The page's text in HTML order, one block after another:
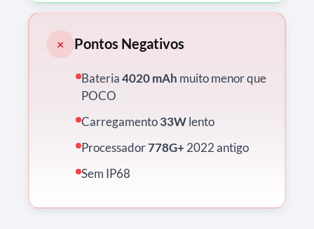
× Pontos Negativos
Bateria4020 mAh muito menor que
POCO
Carregamento33Wlento
Processador778G+ 2022 antigo
Sem IP68